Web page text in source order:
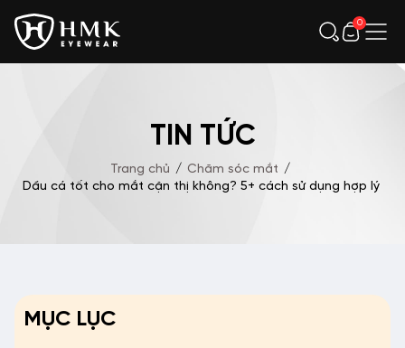
0
TIN TỨC
Trang chủ / Chăm sóc mắt /
Dầu cá tốt cho mắt cận thị không? 5+ cách sử dụng hợp lý
MỤC LỤC